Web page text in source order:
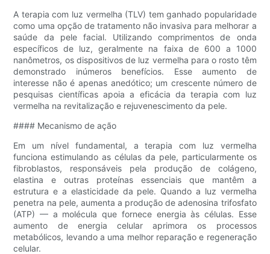
A terapia com luz vermelha (TLV) tem ganhado popularidade
como uma opção de tratamento não invasiva para melhorar a
saúde da pele facial. Utilizando comprimentos de onda
específicos de luz, geralmente na faixa de 600 a 1000
nanômetros, os dispositivos de luz vermelha para o rosto têm
demonstrado inúmeros benefícios. Esse aumento de
interesse não é apenas anedótico; um crescente número de
pesquisas científicas apoia a eficácia da terapia com luz
vermelha na revitalização e rejuvenescimento da pele.
#### Mecanismo de ação
Em um nível fundamental, a terapia com luz vermelha
funciona estimulando as células da pele, particularmente os
fibroblastos, responsáveis ​​pela produção de colágeno,
elastina e outras proteínas essenciais que mantêm a
estrutura e a elasticidade da pele. Quando a luz vermelha
penetra na pele, aumenta a produção de adenosina trifosfato
(ATP) — a molécula que fornece energia às células. Esse
aumento de energia celular aprimora os processos
metabólicos, levando a uma melhor reparação e regeneração
celular.